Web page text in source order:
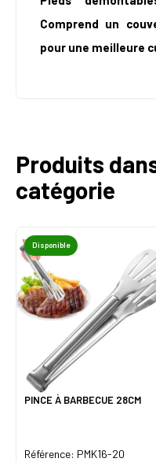
Comprend un
pour une meilleure
Produits
catégorie
Disponible
PINCE À BARBECUE 28CM
Référence: PMK16-20